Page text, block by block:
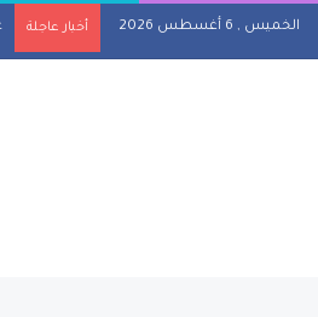
الخميس , 6 أغسطس 2026 أخبار عاجلة